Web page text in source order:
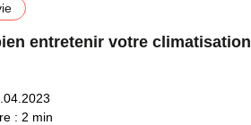
entretenir votre climatisation
: 2 min